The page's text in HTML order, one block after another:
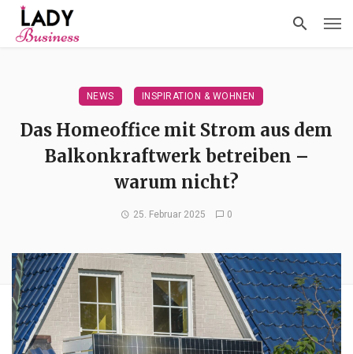
NEWS INSPIRATION & WOHNEN
Das Homeoffice mit Strom aus dem
Balkonkraftwerk betreiben –
warum nicht?
25. Februar 2025 0